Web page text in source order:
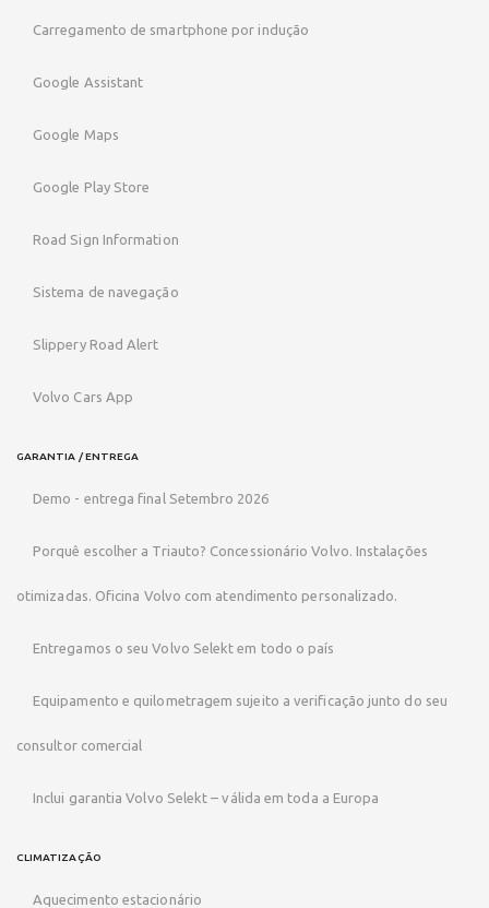
Carregamento de smartphone por indução
Google Assistant
Google Maps
Google Play Store
Road Sign Information
Sistema de navegação
Slippery Road Alert
Volvo Cars App
GARANTIA / ENTREGA
Demo - entrega final Setembro 2026
Porquê escolher a Triauto? Concessionário Volvo. Instalações
otimizadas. Oficina Volvo com atendimento personalizado.
Entregamos o seu Volvo Selekt em todo o país
Equipamento e quilometragem sujeito a verificação junto do seu
consultor comercial
Inclui garantia Volvo Selekt – válida em toda a Europa
CLIMATIZAÇÃO
Aquecimento estacionário